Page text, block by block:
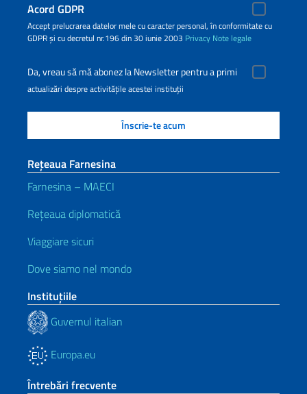
Acord GDPR
Accept prelucrarea datelor mele cu caracter personal, în conformitate cu
GDPR și cu decretul nr.196 din 30 iunie 2003 Privacy Note legale
Da, vreau să mă abonez la Newsletter pentru a primi
actualizări despre activitățile acestei instituții
Rețeaua Farnesina
Farnesina – MAECI
Rețeaua diplomatică
Viaggiare sicuri
Dove siamo nel mondo
Instituţiile
Guvernul italian
Europa.eu
Întrebări frecvente